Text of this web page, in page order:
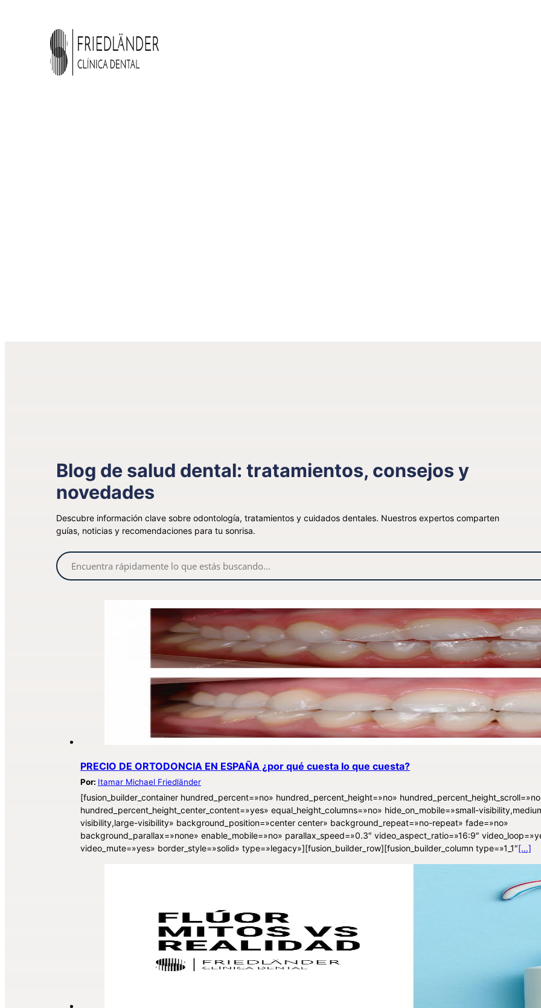
Blog de salud dental: tratamientos, consejos y
novedades
Descubre información clave sobre odontología, tratamientos y cuidados dentales. Nuestros expertos comparten
guías, noticias y recomendaciones para tu sonrisa.
PRECIO DE ORTODONCIA EN ESPAÑA ¿por qué cuesta lo que cuesta?
Por: Itamar Michael Friedländer
[fusion_builder_container hundred_percent=»no» hundred_percent_height=»no»
hundred_percent_height_center_content=»yes» equal_height_columns=»no» hide_on_mobile=»small-
visibility,large-visibility» background_position=»center center» background_repeat=»no-repeat» fade=»no»
background_parallax=»none» enable_mobile=»no» parallax_speed=»0.3″ video_aspect_ratio=»16:9″
video_mute=»yes» border_style=»solid» type=»legacy»][fusion_builder_row][fusion_builder_column type=»1_1″[...]